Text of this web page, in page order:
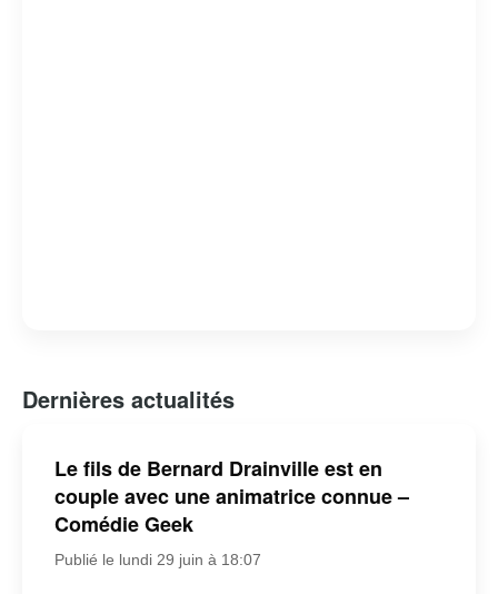
Dernières actualités
Le fils de Bernard Drainville est en
couple avec une animatrice connue –
Comédie Geek
Publié le lundi 29 juin à 18:07